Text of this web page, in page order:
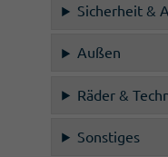
Sicherheit &
Außen
Räder &
Sonstiges